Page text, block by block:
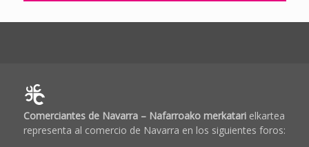
Comerciantes de Navarra – Nafarroako merkatarielkartea
representa al comercio de Navarra en los siguientes foros: